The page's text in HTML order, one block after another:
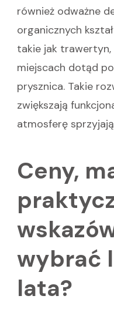
również odważne
organicznych
takie jak
miejscach dotąd
prysznica. Takie
zwiększają
atmosferę
Ceny,
wybrać
lata?